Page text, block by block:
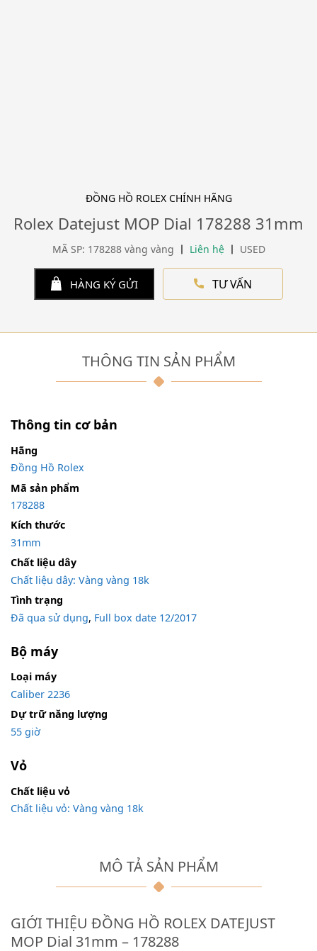
ĐỒNG HỒ ROLEX CHÍNH HÃNG
Rolex Datejust MOP Dial 178288 31mm
MÃ SP: 178288 vàng vàng Liên hệ USED
HÀNG KÝ GỬI TƯ VẤN
MÔ TẢ SẢN PHẨM
GIỚI THIỆU ĐỒNG HỒ ROLEX DATEJUST
MOP Dial 31mm – 178288
THÔNG TIN SẢN PHẨM
Thông tin cơ bản
Hãng
Đồng Hồ Rolex
Mã sản phẩm
178288
Kích thước
31mm
Chất liệu dây
Chất liệu dây: Vàng vàng 18k
Tình trạng
Đã qua sử dụng, Full box date 12/2017
Bộ máy
Loại máy
Caliber 2236
Dự trữ năng lượng
55 giờ
Vỏ
Chất liệu vỏ
Chất liệu vỏ: Vàng vàng 18k